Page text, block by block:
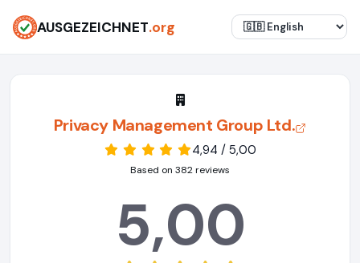
AUSGEZEICHNET.org
Privacy Management Group Ltd.
4,94 / 5,00
Based on 382 reviews
5,00